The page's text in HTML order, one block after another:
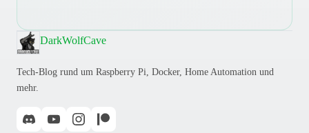
DarkWolfCave
Tech-Blog rund um Raspberry Pi, Docker, Home Automation und
mehr.